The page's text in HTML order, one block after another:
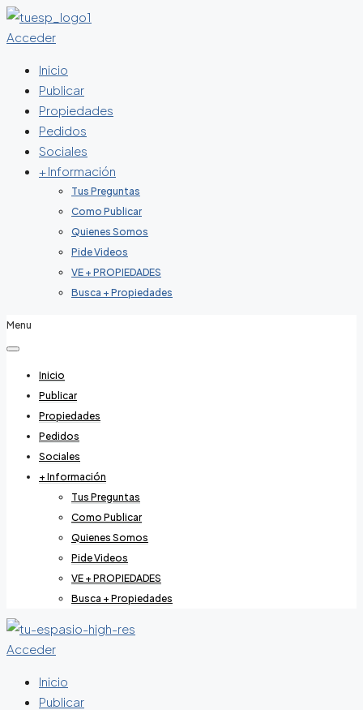
Acceder
Inicio
Publicar
Propiedades
Pedidos
Sociales
+ Información
Tus Preguntas
Como Publicar
Quienes Somos
Pide Videos
VE + PROPIEDADES
Busca + Propiedades
Menu
Inicio
Publicar
Propiedades
Pedidos
Sociales
+ Información
Tus Preguntas
Como Publicar
Quienes Somos
Pide Videos
VE + PROPIEDADES
Busca + Propiedades
Acceder
Inicio
Publicar